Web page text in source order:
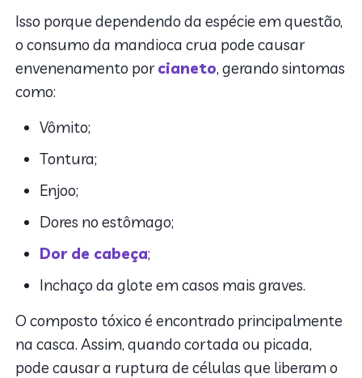
Isso porque dependendo da espécie em questão,
o consumo da mandioca crua pode causar
envenenamento porcianeto, gerando sintomas
como:
Vômito;
Tontura;
Enjoo;
Dores no estômago;
Dor de cabeça;
Inchaço da glote em casos mais graves.
O composto tóxico é encontrado principalmente
na casca. Assim, quando cortada ou picada,
pode causar a ruptura de células que liberam o